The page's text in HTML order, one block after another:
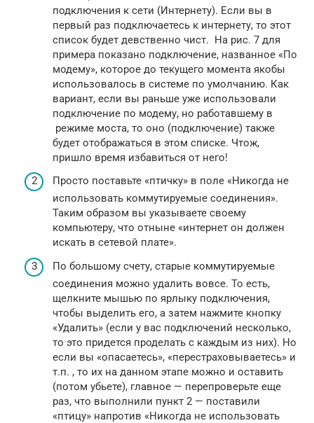
подключения к сети (Интернету). Если вы в
первый раз подключаетесь к интернету, то этот
список будет девственно чист. На рис. 7 для
примера показано подключение, названное «По
модему», которое до текущего момента якобы
использовалось в системе по умолчанию. Как
вариант, если вы раньше уже использовали
подключение по модему, но работавшему в
режиме моста, то оно (подключение) также
будет отображаться в этом списке. Чтож,
пришло время избавиться от него!
Просто поставьте «птичку» в поле «Никогда не
использовать коммутируемые соединения».
Таким образом вы указываете своему
компьютеру, что отныне «интернет он должен
искать в сетевой плате».
По большому счету, старые коммутируемые
соединения можно удалить вовсе. То есть,
щелкните мышью по ярлыку подключения,
чтобы выделить его, а затем нажмите кнопку
«Удалить» (если у вас подключений несколько,
то это придется проделать с каждым из них). Но
если вы «опасаетесь», «перестраховываетесь» и
т.п. , то их на данном этапе можно и оставить
(потом убьете), главное — перепроверьте еще
раз, что выполнили пункт 2 — поставили
«птицу» напротив «Никогда не использовать